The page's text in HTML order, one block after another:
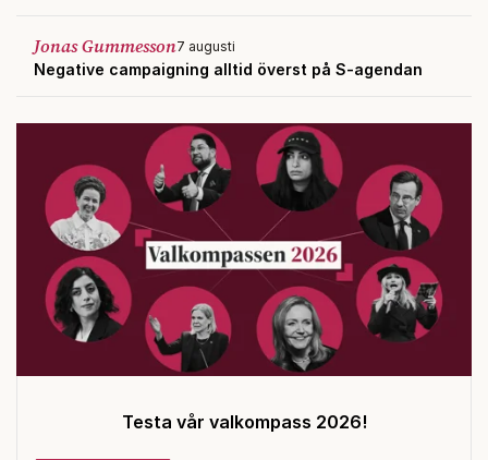
Jonas Gummesson7 augusti
Negative campaigning alltid överst på S-agendan
Testa vår valkompass 2026!